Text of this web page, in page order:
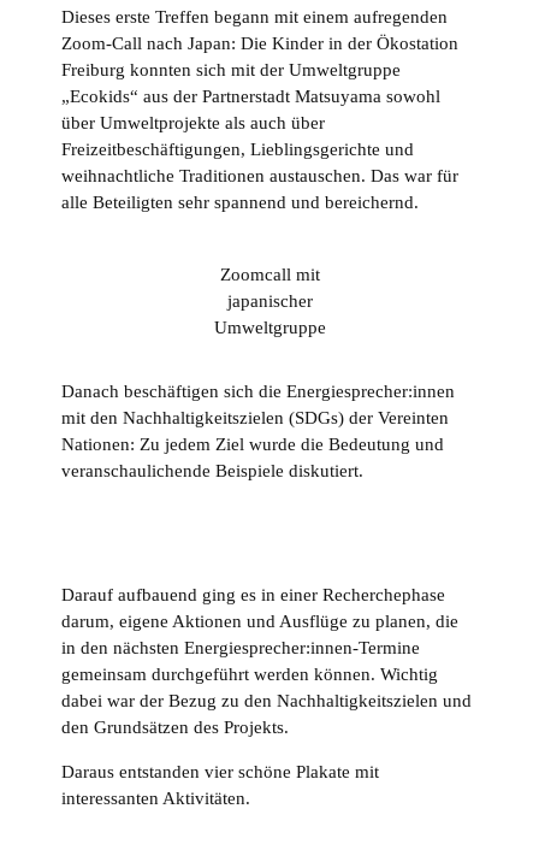
Dieses erste Treffen begann mit einem aufregenden
Zoom-Call nach Japan: Die Kinder in der Ökostation
Freiburg konnten sich mit der Umweltgruppe
„Ecokids“ aus der Partnerstadt Matsuyama sowohl
über Umweltprojekte als auch über
Freizeitbeschäftigungen, Lieblingsgerichte und
weihnachtliche Traditionen austauschen. Das war für
alle Beteiligten sehr spannend und bereichernd.
Zoomcall mit
japanischer
Umweltgruppe
Danach beschäftigen sich die Energiesprecher:innen
mit den Nachhaltigkeitszielen (SDGs) der Vereinten
Nationen: Zu jedem Ziel wurde die Bedeutung und
veranschaulichende Beispiele diskutiert.
Darauf aufbauend ging es in einer Recherchephase
darum, eigene Aktionen und Ausflüge zu planen, die
in den nächsten Energiesprecher:innen-Termine
gemeinsam durchgeführt werden können. Wichtig
dabei war der Bezug zu den Nachhaltigkeitszielen und
den Grundsätzen des Projekts.
Daraus entstanden vier schöne Plakate mit
interessanten Aktivitäten.